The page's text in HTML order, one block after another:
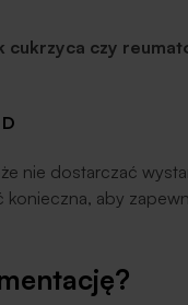
cukrzyca czy
nie dostarczać
konieczna, aby